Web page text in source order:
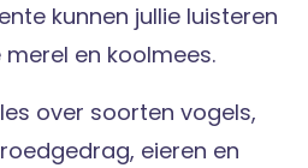
kunnen jullie luisteren
en koolmees.
over soorten vogels,
eieren en